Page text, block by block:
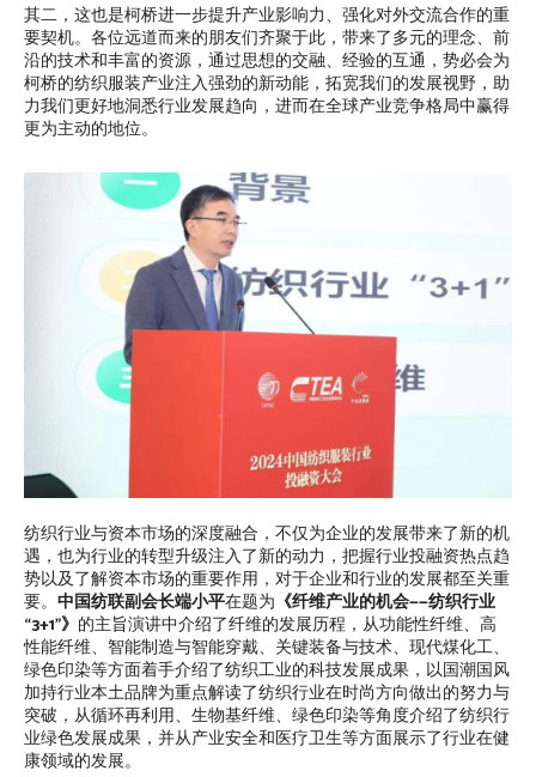
其二，这也是柯桥进一步提升产业影响力、强化对外交流合作的重
要契机。各位远道而来的朋友们齐聚于此，带来了多元的理念、前
沿的技术和丰富的资源，通过思想的交融、经验的互通，势必会为
柯桥的纺织服装产业注入强劲的新动能，拓宽我们的发展视野，助
力我们更好地洞悉行业发展趋向，进而在全球产业竞争格局中赢得
更为主动的地位。
纺织行业与资本市场的深度融合，不仅为企业的发展带来了新的机
遇，也为行业的转型升级注入了新的动力，把握行业投融资热点趋
势以及了解资本市场的重要作用，对于企业和行业的发展都至关重
要。 中国纺联副会长端小平在题为 《纤维产业的机会——纺织行业
“3+1”》 的主旨演讲中介绍了纤维的发展历程，从功能性纤维、高
性能纤维、智能制造与智能穿戴、关键装备与技术、现代煤化工、
绿色印染等方面着手介绍了纺织工业的科技发展成果，以国潮国风
加持行业本土品牌为重点解读了纺织行业在时尚方向做出的努力与
突破，从循环再利用、生物基纤维、绿色印染等角度介绍了纺织行
业绿色发展成果，并从产业安全和医疗卫生等方面展示了行业在健
康领域的发展。